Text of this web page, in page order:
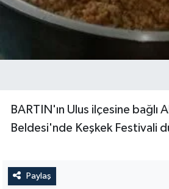
BARTIN'ın Ulus ilçesine bağlı
Beldesi'nde Keşkek Festivali
Paylaş